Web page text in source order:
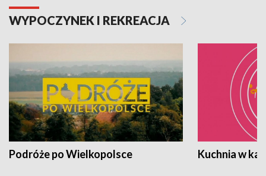
WYPOCZYNEK I REKREACJA
Podróże po Wielkopolsce Kuchnia w